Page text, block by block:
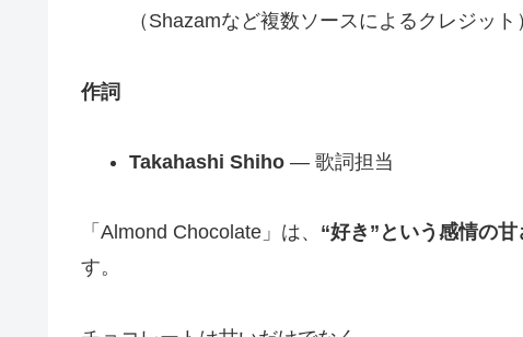
（Shazamなど複数ソースによるクレジット
作詞
Takahashi Shiho— 歌詞担当
「Almond Chocolate」は、 “好き”という感情の甘
す。